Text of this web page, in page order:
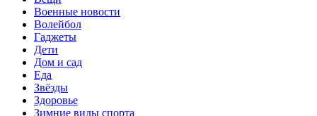
Военные новости
Волейбол
Гаджеты
Дети
Дом и сад
Еда
Звёзды
Здоровье
Зимние виды спорта